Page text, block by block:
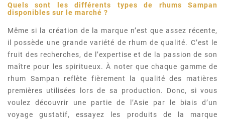
Quels sont les différents types de rhums Sampan
disponibles sur le marché ?
Même si la création de la marque n’est que assez récente,
il possède une grande variété de rhum de qualité. C’est le
fruit des recherches, de l’expertise et de la passion de son
maître pour les spiritueux. À noter que chaque gamme de
rhum Sampan reflète fièrement la qualité des matières
premières utilisées lors de sa production. Donc, si vous
voulez découvrir une partie de l’Asie par le biais d’un
voyage gustatif, essayez les produits de la marque